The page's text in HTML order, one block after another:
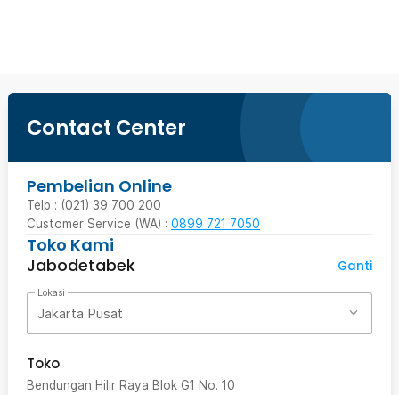
Contact Center
Pembelian Online
Telp : (021) 39 700 200
Customer Service (WA) : 0899 721 7050
Toko Kami
Jabodetabek
Ganti
Lokasi
Jakarta Pusat
Toko
Bendungan Hilir Raya Blok G1 No. 10